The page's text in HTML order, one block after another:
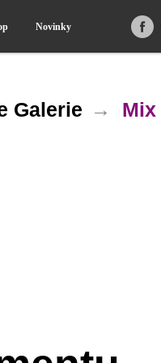
Novinky
Galerie → Mix